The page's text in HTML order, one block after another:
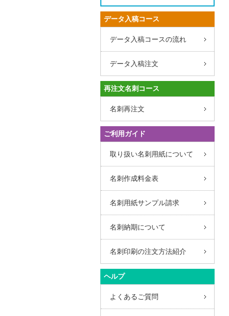
データ入稿コース
データ入稿コースの流れ
データ入稿注文
再注文名刺コース
名刺再注文
ご利用ガイド
取り扱い名刺用紙について
名刺作成料金表
名刺用紙サンプル請求
名刺納期について
名刺印刷の注文方法紹介
ヘルプ
よくあるご質問